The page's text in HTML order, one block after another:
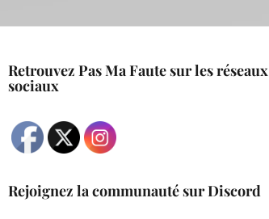
voir tout l'intérieur.
Retrouvez Pas Ma Faute sur les réseaux
sociaux
Rejoignez la communauté sur Discord